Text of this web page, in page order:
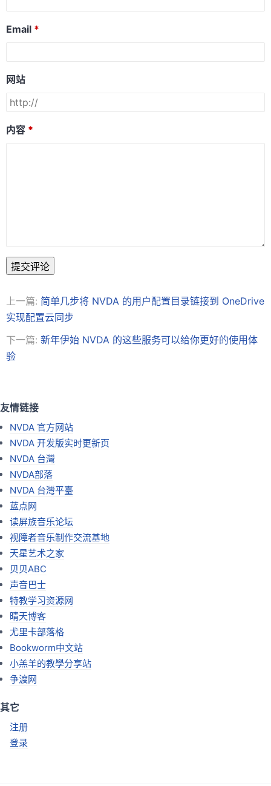
Email
网站
内容
提交评论
上一篇: 简单几步将 NVDA 的用户配置目录链接到 OneDrive
实现配置云同步
下一篇: 新年伊始 NVDA 的这些服务可以给你更好的使用体
验
友情链接
NVDA 官方网站
NVDA 开发版实时更新页
NVDA 台灣
NVDA部落
NVDA 台灣平臺
蓝点网
读屏族音乐论坛
视障者音乐制作交流基地
天星艺术之家
贝贝ABC
声音巴士
特教学习资源网
晴天博客
尤里卡部落格
Bookworm中文站
小羔羊的教學分享站
争渡网
其它
注册
登录